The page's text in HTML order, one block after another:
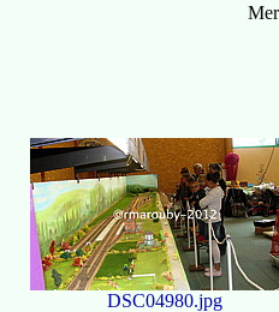
DSC04980.jpg